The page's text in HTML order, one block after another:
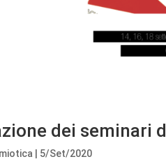
dei seminari
| 5/Set/2020